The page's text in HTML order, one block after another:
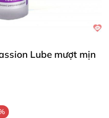
Lube mượt mịn